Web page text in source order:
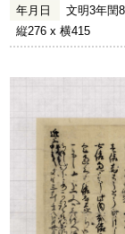
年月日 文明3年閏
縦276 x 横415